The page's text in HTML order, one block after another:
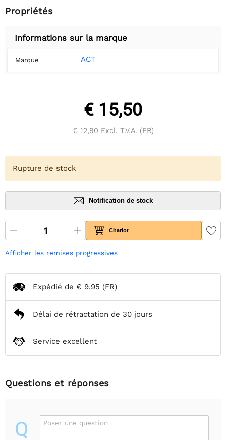
Propriétés
Informations sur la marque
Marque ACT
€ 15,50
€ 12,90 Excl. T.V.A. (FR)
Rupture de stock
Notification de stock
Chariot
Afficher les remises progressives
Expédié de € 9,95 (FR)
Délai de rétractation de 30 jours
Service excellent
Questions et réponses
Q Poser une question